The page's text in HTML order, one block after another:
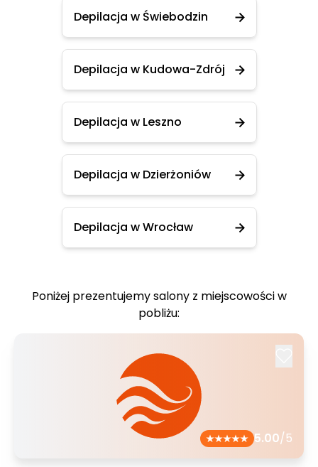
Depilacja w Świebodzin
Depilacja w Kudowa-Zdrój
Depilacja w Leszno
Depilacja w Dzierżoniów
Depilacja w Wrocław
Poniżej prezentujemy salony z miejscowości w
pobliżu:
5.00/5